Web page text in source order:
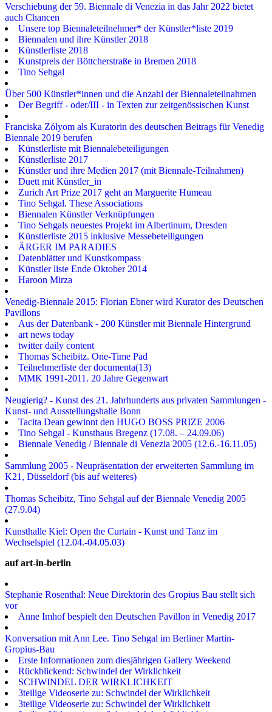
Verschiebung der 59. Biennale di Venezia in das Jahr 2022 bietet
auch Chancen
Unsere top Biennaleteilnehmer* der Künstler*liste 2019
Biennalen und ihre Künstler 2018
Künstlerliste 2018
Kunstpreis der Böttcherstraße in Bremen 2018
Tino Sehgal
Über 500 Künstler*innen und die Anzahl der Biennaleteilnahmen
Der Begriff - oder/III - in Texten zur zeitgenössischen Kunst
Franciska Zólyom als Kuratorin des deutschen Beitrags für Venedig
Biennale 2019 berufen
Künstlerliste mit Biennalebeteiligungen
Künstlerliste 2017
Künstler und ihre Medien 2017 (mit Biennale-Teilnahmen)
Duett mit Künstler_in
Zurich Art Prize 2017 geht an Marguerite Humeau
Tino Sehgal. These Associations
Biennalen Künstler Verknüpfungen
Tino Sehgals neuestes Projekt im Albertinum, Dresden
Künstlerliste 2015 inklusive Messebeteiligungen
ÄRGER IM PARADIES
Datenblätter und Kunstkompass
Künstler liste Ende Oktober 2014
Haroon Mirza
Venedig-Biennale 2015: Florian Ebner wird Kurator des Deutschen
Pavillons
Aus der Datenbank - 200 Künstler mit Biennale Hintergrund
art news today
twitter daily content
Thomas Scheibitz. One-Time Pad
Teilnehmerliste der documenta(13)
MMK 1991-2011. 20 Jahre Gegenwart
Neugierig? - Kunst des 21. Jahrhunderts aus privaten Sammlungen -
Kunst- und Ausstellungshalle Bonn
Tacita Dean gewinnt den HUGO BOSS PRIZE 2006
Tino Sehgal - Kunsthaus Bregenz (17.08. – 24.09.06)
Biennale Venedig / Biennale di Venezia 2005 (12.6.-16.11.05)
Sammlung 2005 - Neupräsentation der erweiterten Sammlung im
K21, Düsseldorf (bis auf weiteres)
Thomas Scheibitz, Tino Sehgal auf der Biennale Venedig 2005
(27.9.04)
Kunsthalle Kiel: Open the Curtain - Kunst und Tanz im
Wechselspiel (12.04.-04.05.03)
auf art-in-berlin
Stephanie Rosenthal: Neue Direktorin des Gropius Bau stellt sich
vor
Anne Imhof bespielt den Deutschen Pavillon in Venedig 2017
Konversation mit Ann Lee. Tino Sehgal im Berliner Martin-
Gropius-Bau
Erste Informationen zum diesjährigen Gallery Weekend
Rückblickend: Schwindel der Wirklichkeit
SCHWINDEL DER WIRKLICHKEIT
3teilige Videoserie zu: Schwindel der Wirklichkeit
3teilige Videoserie zu: Schwindel der Wirklichkeit